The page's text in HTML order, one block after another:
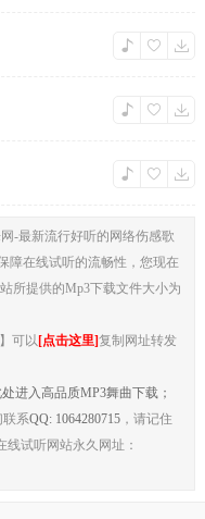
-最新流行好听的网络伤感歌
障在线试听的流畅性，您现在
所提供的Mp3下载文件大小为
可以 [点击这里]复制网址转发
进入高品质MP3舞曲下载；
联系QQ: 1064280715，请记住
试听网站永久网址：